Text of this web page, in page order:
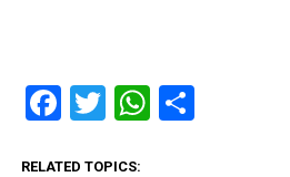
Facebook
TwitterWhatsApp
Share
RELATED TOPICS: